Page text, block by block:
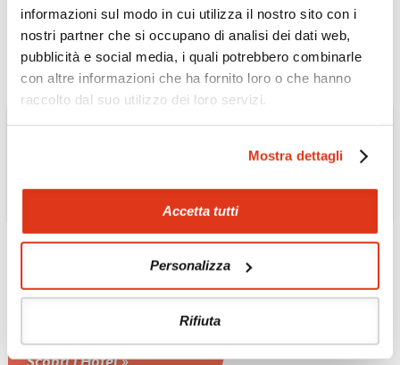
informazioni sul modo in cui utilizza il nostro sito con i
nostri partner che si occupano di analisi dei dati web,
pubblicità e social media, i quali potrebbero combinarle
con altre informazioni che ha fornito loro o che hanno
raccolto dal suo utilizzo dei loro servizi.
Mostra dettagli
Accetta tutti
Personalizza
Rifiuta
Scopri l'Hotel »
Malapascua Exotic
Dive Resort 3*
Isola di Malapascua raggiungibile
Scopri l'Hotel »